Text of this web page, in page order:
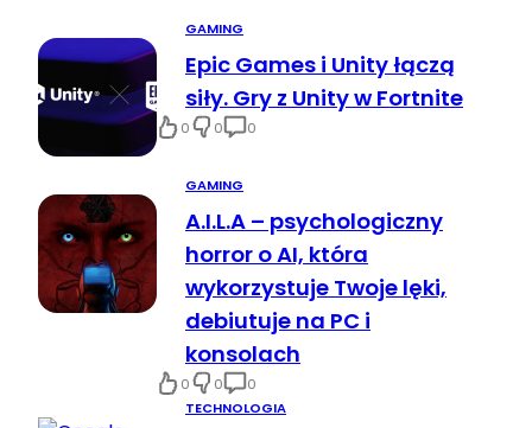
GAMING
Epic Games i Unity łączą
siły. Gry z Unity w Fortnite
0 0 0
GAMING
A.I.L.A – psychologiczny
horror o AI, która
wykorzystuje Twoje lęki,
debiutuje na PC i
konsolach
0 0
0
TECHNOLOGIA